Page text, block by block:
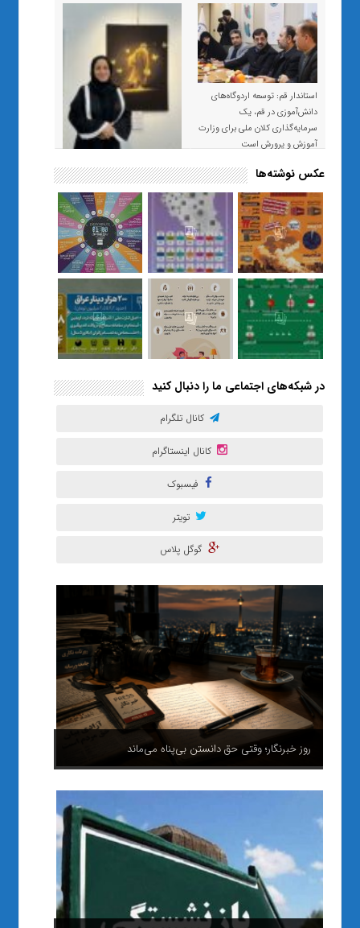
استاندار قم: توسعه اردوگاه‌های
دانش‌آموزی در قم، یک
سرمایه‌گذاری کلان ملی برای وزارت
آموزش و پرورش است
«صبر و اعتماد؛ روایت معلمی که
نسل Z را از بی‌هدفی به خودباوری
رساند / از یک کلاس ساده در قم تا
حضور مشترک معلم و هنرجویان
در مهم‌ترین گالری قرآنی هوش
مصنوعی تهران
عکس نوشته‌ها
در شبکه‌های اجتماعی ما را دنبال کنید
کانال تلگرام
کانال اینستاگرام
فیسبوک
تویتر
گوگل پلاس
روز خبرنگار؛ وقتی حق دانستن بی‌پناه می‌ماند